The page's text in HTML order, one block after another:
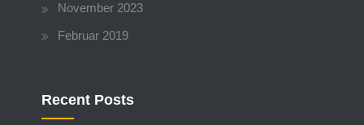
November 2023
Februar 2019
Recent Posts